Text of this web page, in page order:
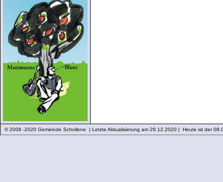
© 2008 -2020 Gemeinde Schollene | Letzte Aktualisierung am 29.12.2020 | Heute ist der